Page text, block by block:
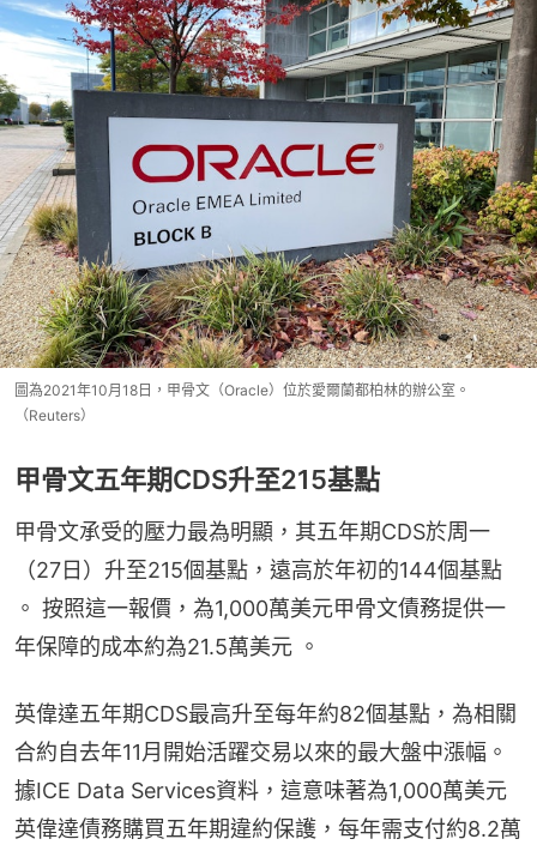
圖為2021年10月18日，甲骨文（Oracle）位於愛爾蘭都柏林的辦公室。
（Reuters）
甲骨文五年期CDS升至215基點
甲骨文承受的壓力最為明顯，其五年期CDS於周一
（27日）升至215個基點，遠高於年初的144個基點
。 按照這一報價，為1,000萬美元甲骨文債務提供一
年保障的成本約為21.5萬美元 。
英偉達五年期CDS最高升至每年約82個基點，為相關
合約自去年11月開始活躍交易以來的最大盤中漲幅。
據ICE Data Services資料，這意味著為1,000萬美元
英偉達債務購買五年期違約保護，每年需支付約8.2萬